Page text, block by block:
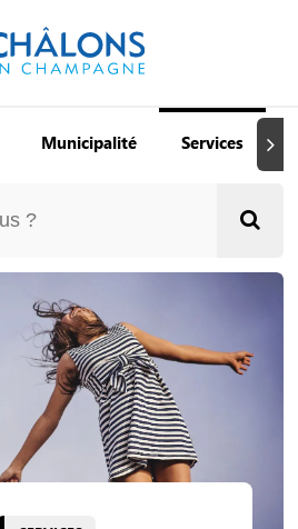
Municipalité Services